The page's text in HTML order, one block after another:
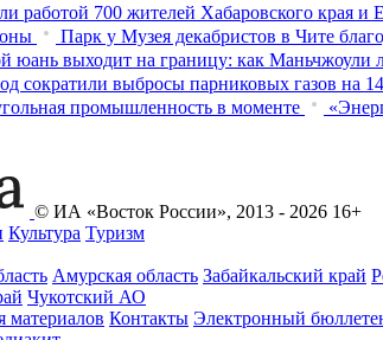
работой 700 жителей Хабаровского края и
Парк у Музея декабристов в Чите
юань выходит на границу: как Маньчжоули
сократили выбросы парниковых газов на
промышленность в моменте
© ИА «Восток России», 2013 - 2026 16+
Культура Туризм
Амурская область Забайкальский край
Чукотский АО
материалов Контакты Электронный